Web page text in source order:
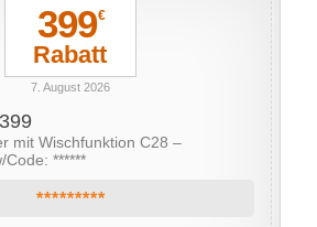
399€
Rabatt
7. August 2026
mit Wischfunktion C28 –
******
*********